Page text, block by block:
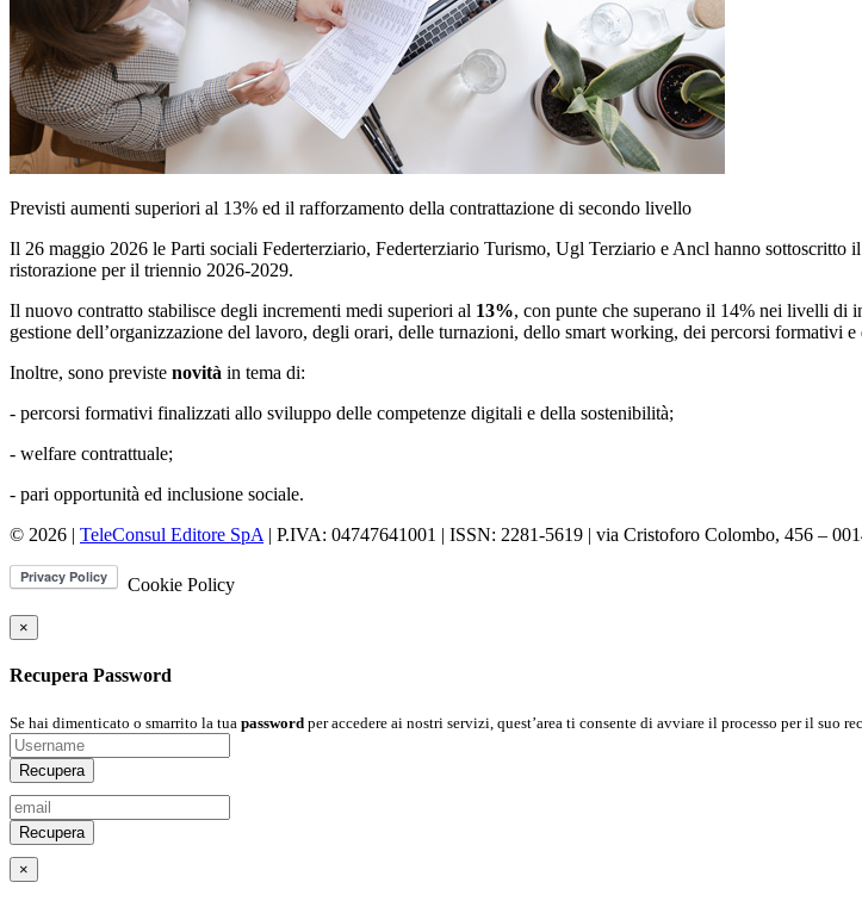
Previsti aumenti superiori al 13% ed il rafforzamento della contrattazione di secondo livello
Il 26 maggio 2026 le Parti sociali Federterziario, Federterziario Turismo, Ugl Terziario e Ancl hanno
ristorazione per il triennio 2026-2029.
Il nuovo contratto stabilisce degli incrementi medi superiori al 13%, con punte che superano il 14% nei livelli di
gestione dell’organizzazione del lavoro, degli orari, delle turnazioni, dello smart working, dei percorsi formativi e
Inoltre, sono previste novità in tema di:
- percorsi formativi finalizzati allo sviluppo delle competenze digitali e della sostenibilità;
- welfare contrattuale;
- pari opportunità ed inclusione sociale.
© 2026 | TeleConsul Editore SpA | P.IVA: 04747641001 | ISSN: 2281-5619 | via Cristoforo Colombo, 456 –
Cookie Policy
×
Recupera Password
Se hai dimenticato o smarrito la tua password per accedere ai nostri servizi, quest’area ti consente di avviare il processo per il suo
Recupera
Recupera
×